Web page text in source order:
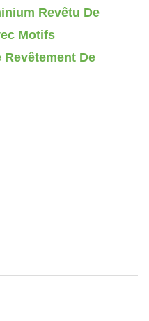
Revêtu De
Motifs
De